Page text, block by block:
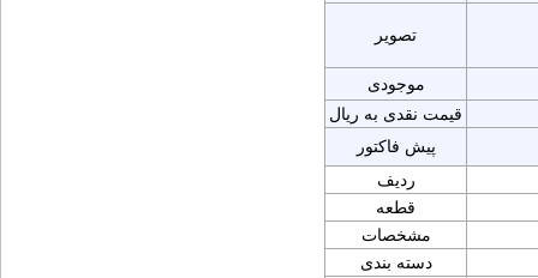
تصویر
موجودی
قیمت نقدی به ریال
پیش فاکتور
ردیف
قطعه
مشخصات
دسته بندی